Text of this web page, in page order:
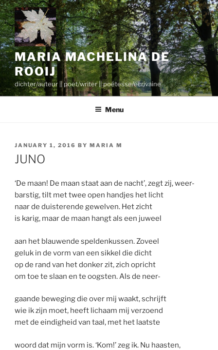
Skip
to
content
MARIA MACHELINA DE
ROOIJ
dichter/auteur || poet/writer || poétesse/écrivaine
Menu
POSTED
ON
JANUARY 1, 2016 BY MARIA M
JUNO
‘De maan! De maan staat aan de nacht’, zegt zij, weer-
barstig, tilt met twee open handjes het licht
naar de duisterende gewelven. Het zicht
is karig, maar de maan hangt als een juweel
aan het blauwende speldenkussen. Zoveel
geluk in de vorm van een sikkel die dicht
op de rand van het donker zit, zich opricht
om toe te slaan en te oogsten. Als de neer-
gaande beweging die over mij waakt, schrijft
wie ik zijn moet, heeft lichaam mij verzoend
met de eindigheid van taal, met het laatste
woord dat mijn vorm is. ‘Kom!’ zeg ik. Nu haasten,